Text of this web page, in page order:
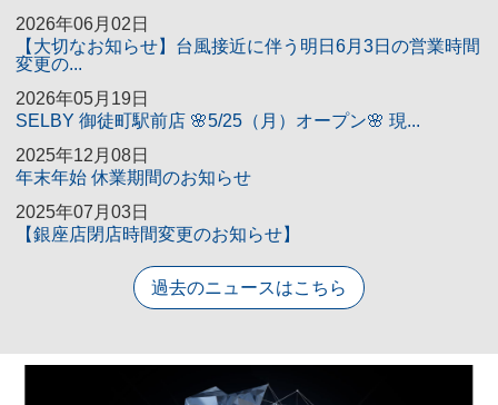
2026年06月02日
【大切なお知らせ】台風接近に伴う明日6月3日の営業時間
変更の...
2026年05月19日
SELBY 御徒町駅前店 🌸5/25（月）オープン🌸 現...
2025年12月08日
年末年始 休業期間のお知らせ
2025年07月03日
【銀座店閉店時間変更のお知らせ】
過去のニュースはこちら